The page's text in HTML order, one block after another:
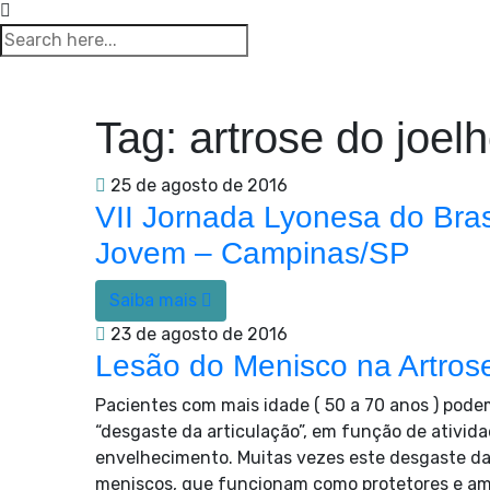
Tag: artrose do
25 de agosto de 2016
VII Jornada Lyonesa do
Jovem – Campinas/SP
Saiba mais
23 de agosto de 2016
Lesão do Menisco na
Pacientes com mais idade ( 50 a 70 anos )
“desgaste da articulação”, em função de
envelhecimento. Muitas vezes este desgaste
meniscos, que funcionam como protetores e